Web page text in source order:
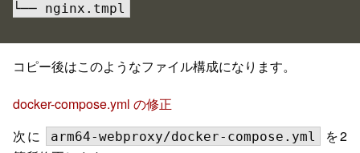
└── nginx.tmpl
コピー後はこのようなファイル構成になります。
docker-compose.yml の修正
次に
arm64-webproxy/docker-compose.yml
を2